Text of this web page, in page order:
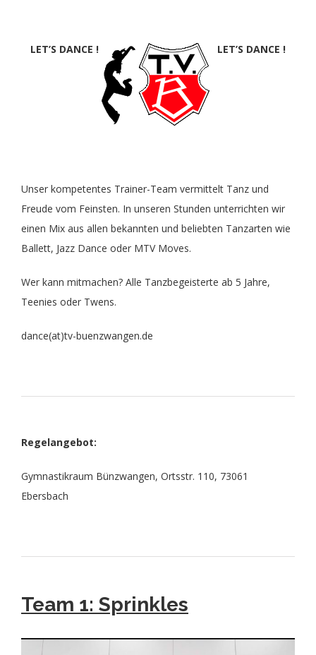
Volleyball Damen
Partner, Freunde & Links
LET’S DANCE ! LET’S DANCE !
Unser kompetentes Trainer-Team vermittelt Tanz und
Freude vom Feinsten. In unseren Stunden unterrichten wir
einen Mix aus allen bekannten und beliebten Tanzarten wie
Ballett, Jazz Dance oder MTV Moves.
Wer kann mitmachen? Alle Tanzbegeisterte ab 5 Jahre,
Teenies oder Twens.
dance(at)tv-buenzwangen.de
Regelangebot:
Gymnastikraum Bünzwangen, Ortsstr. 110, 73061
Ebersbach
Team 1: Sprinkles